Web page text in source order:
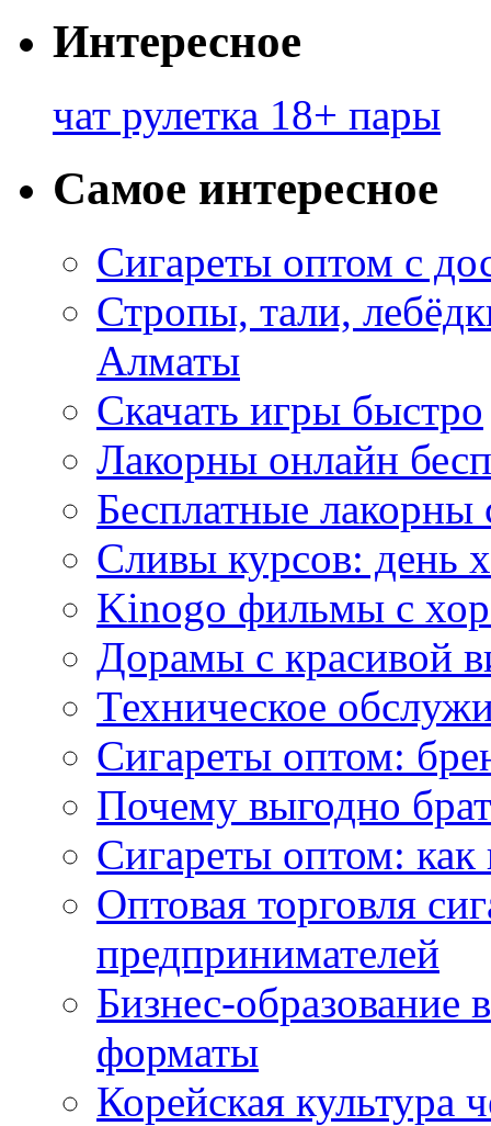
Интересное
чат рулетка 18+ пары
Самое интересное
Сигареты оптом с
Стропы, тали,
Алматы
Скачать игры быстро
Лакорны онлайн
Бесплатные лакорны
Сливы курсов: день
Kinogo фильмы с
Дорамы с красивой
Техническое
Сигареты оптом:
Почему выгодно
Сигареты оптом: как
Оптовая торговля
предпринимателей
Бизнес-образование
форматы
Корейская культура